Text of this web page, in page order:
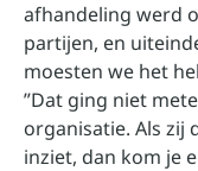
afhandeling werd
partijen, en
moesten we het
”Dat ging niet
organisatie. Als zij
inziet, dan kom je